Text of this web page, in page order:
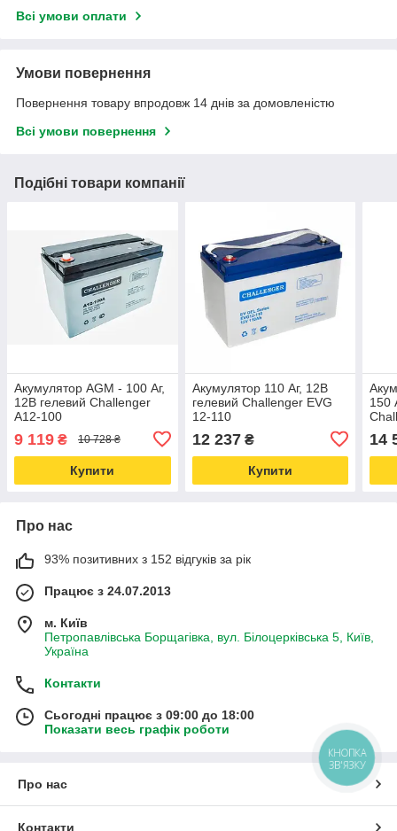
Всі умови оплати
Умови повернення
Повернення товару впродовж 14 днів за домовленістю
Всі умови повернення
Подібні товари компанії
Акумулятор AGM - 100 Аг,
12В гелевий Challenger
A12-100
9 119 ₴ 10 728 ₴
Купити
Акумулятор 110 Аг, 12В
гелевий Challenger EVG
12-110
12 237₴
Купити
150
14
Про нас
93% позитивних з 152 відгуків за рік
Працює з 24.07.2013
м. Київ
Петропавлівська Борщагівка, вул. Білоцерківська 5, Київ,
Україна
Контакти
Сьогодні працює з 09:00 до 18:00
Показати весь графік роботи
Про нас
Контакти
КНОПКА
ЗВ'ЯЗКУ